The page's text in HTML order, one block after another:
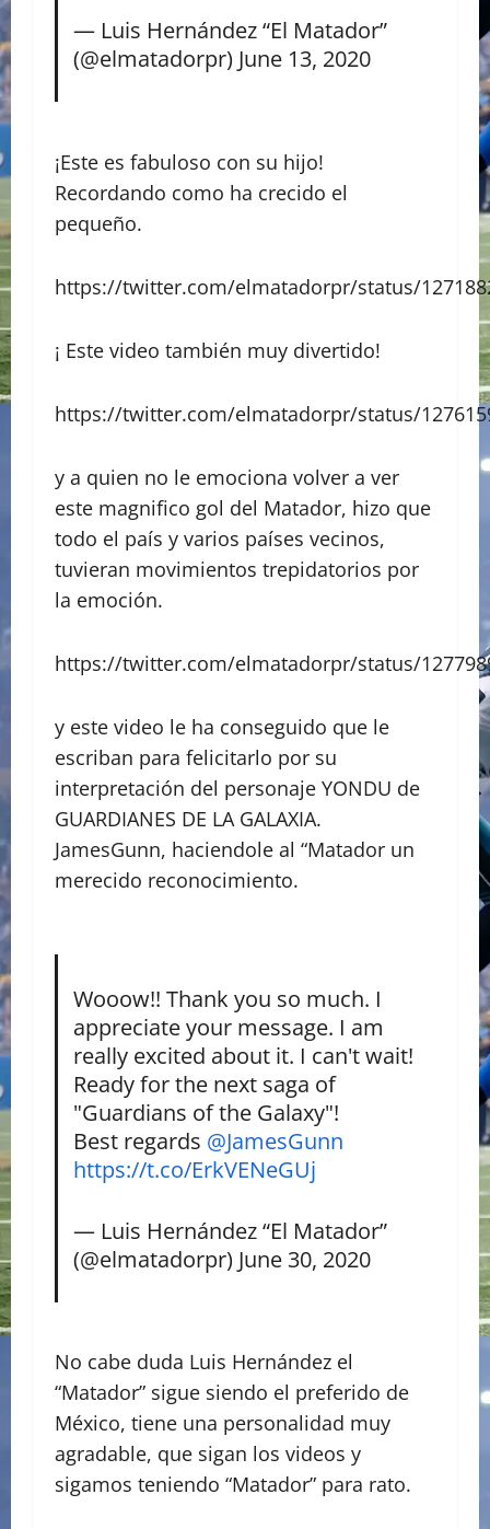
— Luis Hernández “El Matador”
(@elmatadorpr) June 13, 2020
¡Este es fabuloso con su hijo!
Recordando como ha crecido el
pequeño.
https://twitter.com/elmatadorpr/status/
¡ Este video también muy divertido!
https://twitter.com/elmatadorpr/status/
y a quien no le emociona volver a ver
este magnifico gol del Matador, hizo que
todo el país y varios países vecinos,
tuvieran movimientos trepidatorios por
la emoción.
https://twitter.com/elmatadorpr/status/
y este video le ha conseguido que le
escriban para felicitarlo por su
interpretación del personaje YONDU de
GUARDIANES DE LA GALAXIA.
JamesGunn, haciendole al “Matador un
merecido reconocimiento.
Wooow!! Thank you so much. I
appreciate your message. I am
really excited about it. I can't wait!
Ready for the next saga of
"Guardians of the Galaxy"!
Best regards @JamesGunn
https://t.co/ErkVENeGUj
— Luis Hernández “El Matador”
(@elmatadorpr) June 30, 2020
No cabe duda Luis Hernández el
“Matador” sigue siendo el preferido de
México, tiene una personalidad muy
agradable, que sigan los videos y
sigamos teniendo “Matador” para rato.